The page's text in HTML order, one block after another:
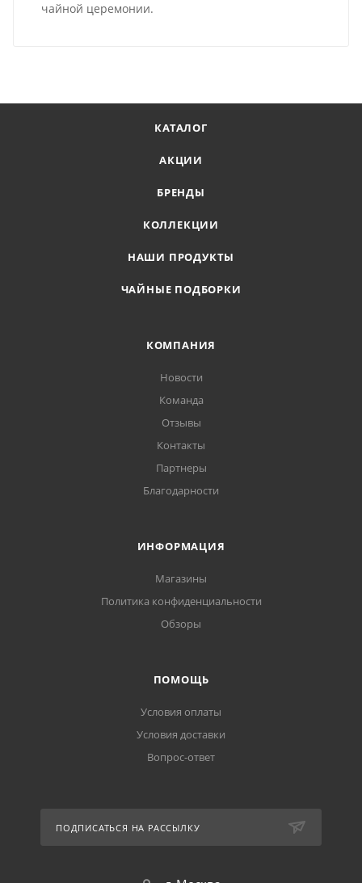
чайной церемонии.
КАТАЛОГ
АКЦИИ
БРЕНДЫ
КОЛЛЕКЦИИ
НАШИ ПРОДУКТЫ
ЧАЙНЫЕ ПОДБОРКИ
КОМПАНИЯ
Новости
Команда
Отзывы
Контакты
Партнеры
Благодарности
ИНФОРМАЦИЯ
Магазины
Политика конфиденциальности
Обзоры
ПОМОЩЬ
Условия оплаты
Условия доставки
Вопрос-ответ
ПОДПИСАТЬСЯ НА РАССЫЛКУ